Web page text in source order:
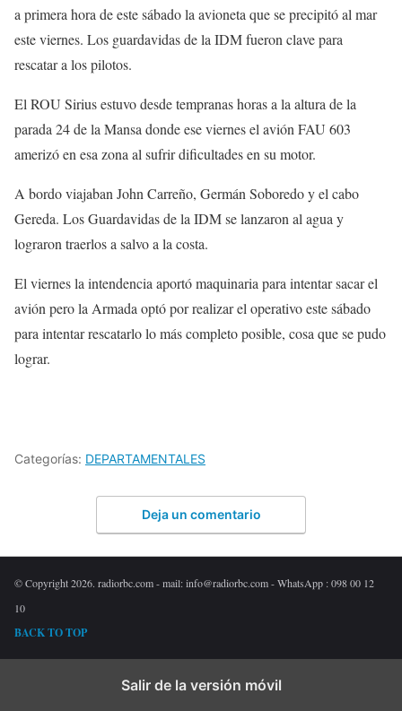
a primera hora de este sábado la avioneta que se precipitó al mar
este viernes. Los guardavidas de la IDM fueron clave para
rescatar a los pilotos.
El ROU Sirius estuvo desde tempranas horas a la altura de la
parada 24 de la Mansa donde ese viernes el avión FAU 603
amerizó en esa zona al sufrir dificultades en su motor.
A bordo viajaban John Carreño, Germán Soboredo y el cabo
Gereda. Los Guardavidas de la IDM se lanzaron al agua y
lograron traerlos a salvo a la costa.
El viernes la intendencia aportó maquinaria para intentar sacar el
avión pero la Armada optó por realizar el operativo este sábado
para intentar rescatarlo lo más completo posible, cosa que se pudo
lograr.
Categorías: DEPARTAMENTALES
Deja un comentario
© Copyright 2026. radiorbc.com - mail: info@radiorbc.com - WhatsApp : 098 00 12
10
BACK TO TOP
Salir de la versión móvil